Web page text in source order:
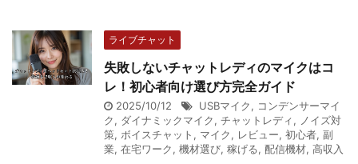
ライブチャット
失敗しないチャットレディのマイクはコ
レ！初心者向け選び方完全ガイド
2025/10/12 USBマイク, コンデンサーマイ
ク, ダイナミックマイク, チャットレディ, ノイズ対
策, ボイスチャット , マイク, レビュー, 初心者, 副
業, 在宅ワーク, 機材選び, 稼げる, 配信機材, 高収入